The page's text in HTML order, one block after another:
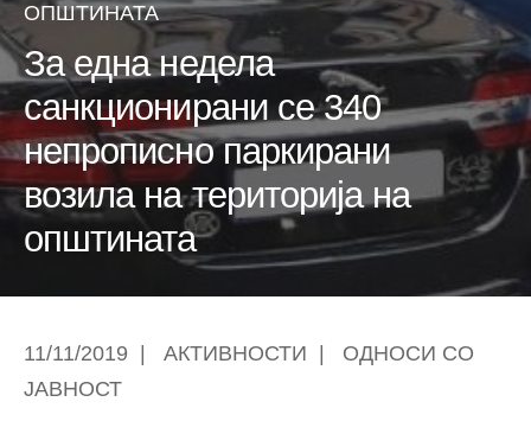
ОПШТИНАТА
За една недела
санкционирани се 340
непрописно паркирани
возила на територија на
општината
11/11/2019 АКТИВНОСТИ
ОДНОСИ СО
ЈАВНОСТ